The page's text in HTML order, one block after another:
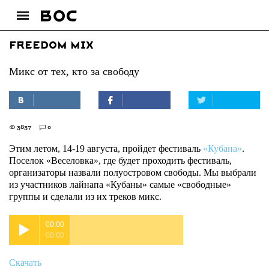
Freedom mix
Микс от тех, кто за свободу
3837 0
Этим летом, 14-19 августа, пройдет фестиваль «Кубана».
Поселок «Веселовка», где будет проходить фестиваль,
организаторы назвали полуостровом свободы. Мы выбрали
из участников лайнапа «Кубаны» самые «свободные»
группы и сделали из их треков микс.
00:00
00:00
Скачать